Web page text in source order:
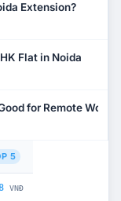
Extension?
Flat in Noida
for Remote Work?
5
VNĐ